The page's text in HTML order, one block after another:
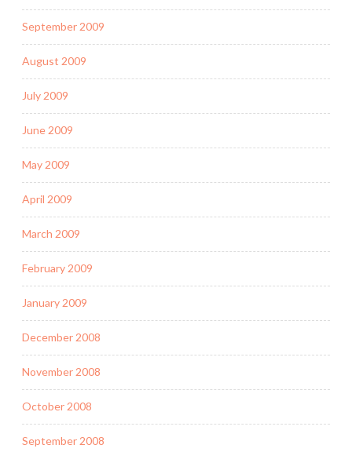
September 2009
August 2009
July 2009
June 2009
May 2009
April 2009
March 2009
February 2009
January 2009
December 2008
November 2008
October 2008
September 2008